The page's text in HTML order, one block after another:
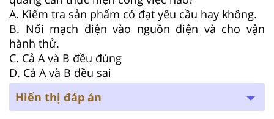
A. Kiểm tra sản phẩm có đạt yêu cầu hay không.
B. Nối mạch điện vào nguồn điện và cho vận
hành thử.
C. Cả A và B đều đúng
D. Cả A và B đều sai
Hiển thị đáp án